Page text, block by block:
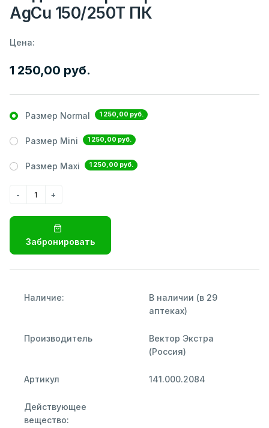
AgCu 150/250Т ПК
Цена:
1 250,00 руб.
Размер Normal 1 250,00 руб.
Размер Mini 1 250,00 руб.
Размер Maxi 1 250,00 руб.
Забронировать
Наличие:
В наличии (в 29
аптеках)
Производитель
Вектор Экстра
(Россия)
Артикул 141.000.2084
Действующее
вещество: